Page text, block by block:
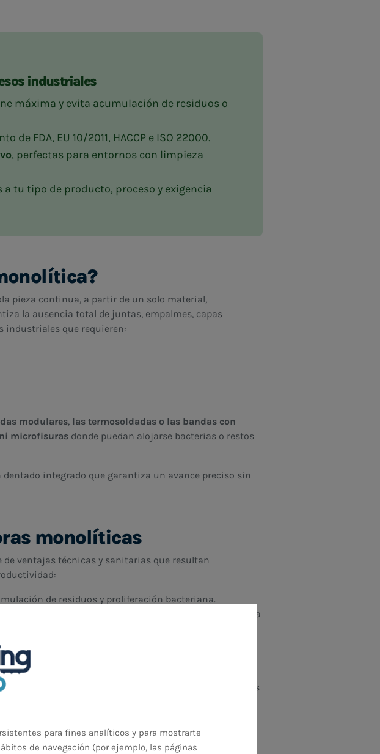
industriales
máxima y evita acumulación de residuos o
de FDA, EU 10/2011, HACCP e ISO 22000.
, perfectas para entornos con limpieza
a tu tipo de producto, proceso y exigencia
pieza continua, a partir de un solo material,
la ausencia total de juntas, empalmes, capas
industriales que requieren:
modulares, las termosoldadas o las bandas con
microfisuras donde puedan alojarse bacterias o restos
integrado que garantiza un avance preciso sin
monolíticas
ventajas técnicas y sanitarias que resultan
de residuos y proliferación bacteriana.
con sistemas CIP (clean-in-place) o limpieza a
roturas por fatiga y las posibles zonas críticas del
cumplen normativas FDA y EU 10/2011.
o abrasivos disminuyen el mantenimiento y las
lavado continuo, cambios térmicos o atmósferas
para fines analíticos y para mostrarte
de navegación (por ejemplo, las páginas